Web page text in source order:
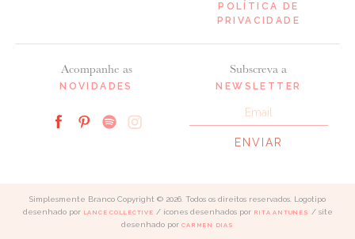
Acompanhe as
NOVIDADES
Subscreva a
NEWSLETTER
POLÍTICA DE
PRIVACIDADE
Simplesmente Branco Copyright © 2026. Todos os direitos reservados. Logotipo
desenhado por LANCE COLLECTIVE / ícones desenhados por RITA ANTUNES
/ site
desenhado porCARMEN DIAS